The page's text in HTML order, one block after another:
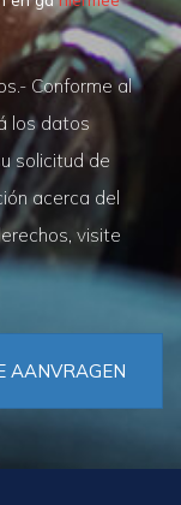
Conforme al
los datos
solicitud de
acerca del
visite
AANVRAGEN